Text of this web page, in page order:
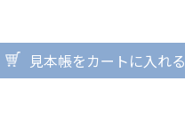
見本帳をカートに入れる